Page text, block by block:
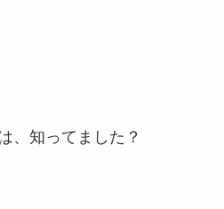
、知ってました？